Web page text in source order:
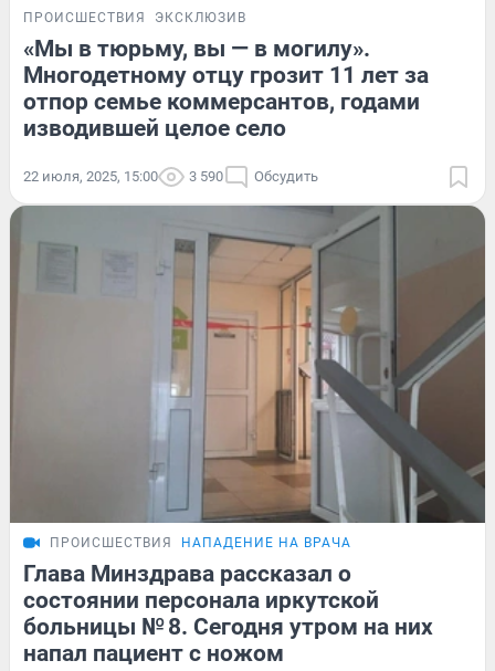
ПРОИСШЕСТВИЯ ЭКСКЛЮЗИВ
«Мы в тюрьму, вы — в могилу».
Многодетному отцу грозит 11 лет за
отпор семье коммерсантов, годами
изводившей целое село
22 июля, 2025, 15:00 3 590 Обсудить
ПРОИСШЕСТВИЯ НАПАДЕНИЕ НА ВРАЧА
Глава Минздрава рассказал о
состоянии персонала иркутской
больницы № 8. Сегодня утром на них
напал пациент с ножом